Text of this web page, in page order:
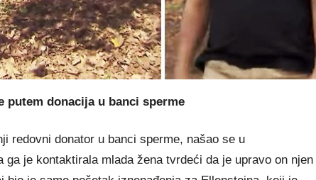
putem donacija u banci sperme
redovni donator u banci sperme, našao se u
ga je kontaktirala mlada žena tvrdeći da je upravo on njen